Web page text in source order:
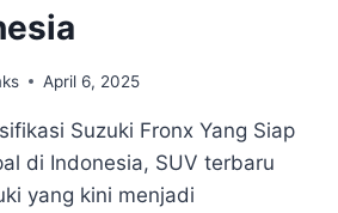
April 6, 2025
Suzuki Fronx Yang Siap
di Indonesia, SUV terbaru
yang kini menjadi